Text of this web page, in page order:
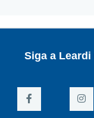
Siga a